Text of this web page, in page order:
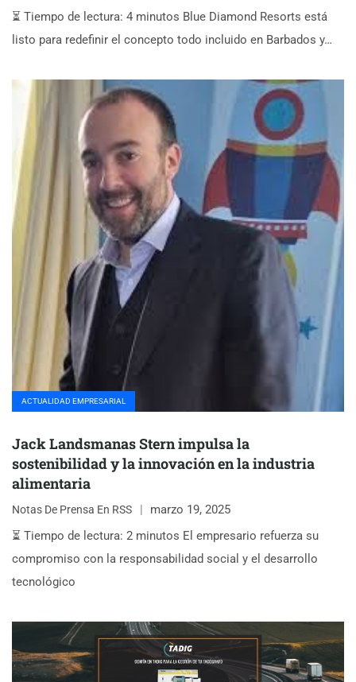
⏳ Tiempo de lectura: 4 minutos Blue Diamond Resorts está
listo para redefinir el concepto todo incluido en Barbados y…
ACTUALIDAD EMPRESARIAL
Jack Landsmanas Stern impulsa la
sostenibilidad y la innovación en la industria
alimentaria
Notas De Prensa En RSS
marzo 19, 2025
⏳ Tiempo de lectura: 2 minutos El empresario refuerza su
compromiso con la responsabilidad social y el desarrollo
tecnológico